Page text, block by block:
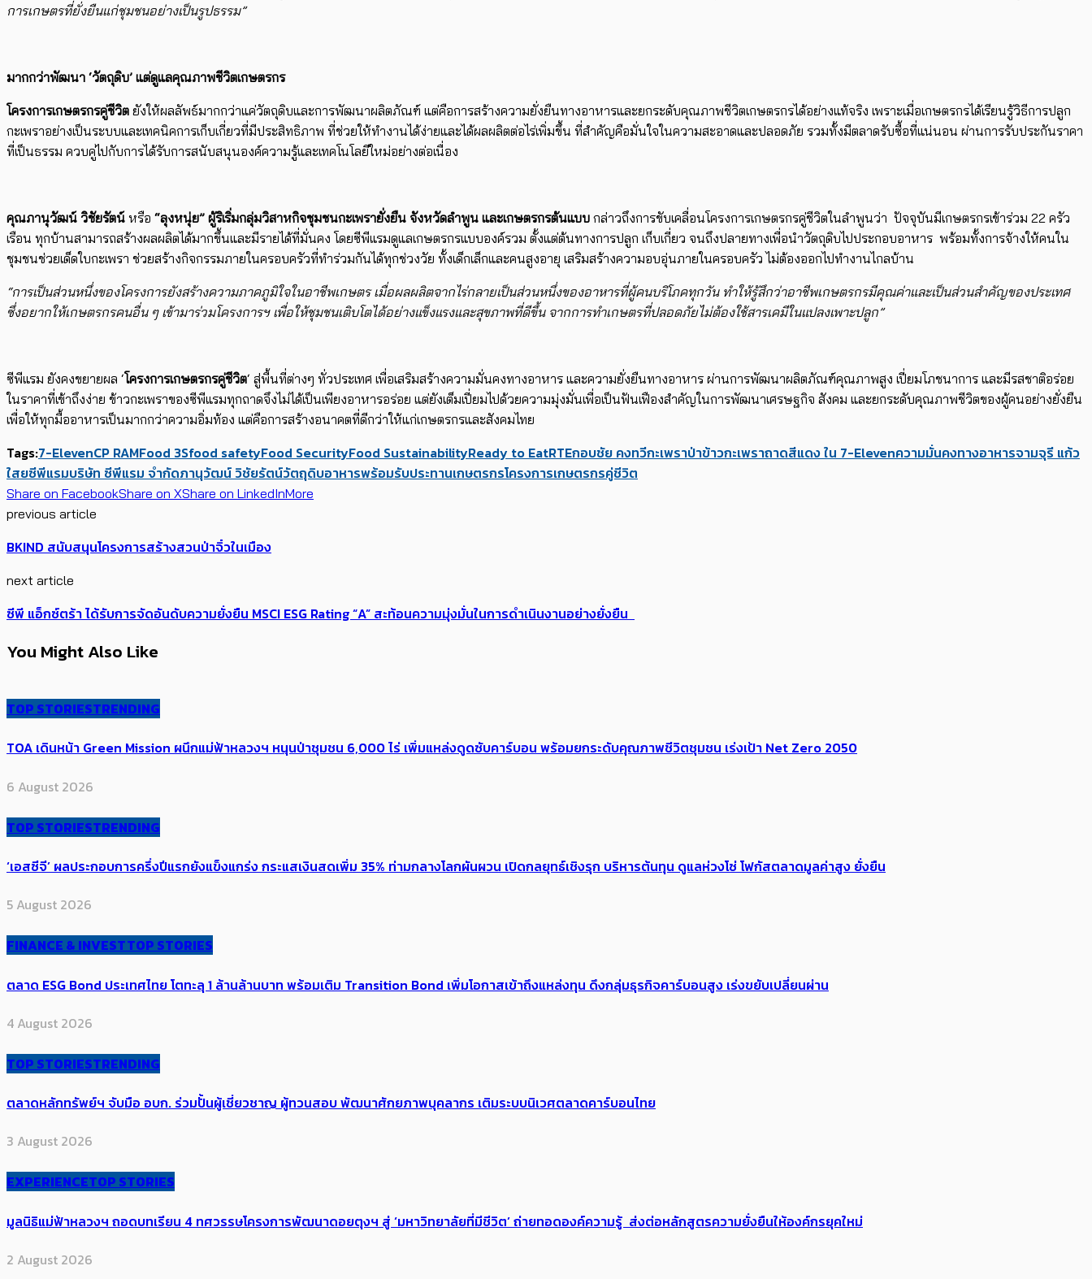
การเกษตรที่ยั่งยืนแก่ชุมชนอย่างเป็นรูปธรรม”
มากกว่าพัฒนา ‘วัตถุดิบ’ แต่ดูแลคุณภาพชีวิตเกษตรกร
โครงการเกษตรกรคู่ชีวิต​ ยังให้ผลลัพธ์มากกว่าแค่วัตถุดิบและการพัฒนาผลิตภัณฑ์ แต่คือการสร้างความยั่งยืนทางอาหารและยกระดับคุณภาพชีวิตเกษตรกรได้อย่างแท้จริง เพราะเมื่อเกษตรกรได้เรียนรู้วิธีการปลูก
กะเพราอย่างเป็นระบบและเทคนิคการเก็บเกี่ยวที่มีประสิทธิภาพ ที่ช่วยให้​ทำงานได้ง่ายและได้ผลผลิตต่อไร่เพิ่มขึ้น ​ที่สำคัญคือมั่นใจในความสะอาดและปลอดภัย รวมทั้งมีตลาดรับซื้อที่แน่นอน ผ่านการรับประกันราคา
ที่เป็นธรรม ​ควบคู่ไปกับการได้รับการสนับสนุนองค์ความรู้และเทคโนโลยีใหม่อย่างต่อเนื่อง
คุณภานุวัฒน์ วิชัยรัตน์ หรือ “ลุงหนุ่ย” ผู้ริเริ่มกลุ่มวิสาหกิจชุมชนกะเพรายั่งยืน จังหวัดลำพูน และเกษตรกรต้นแบบ กล่าวถึงการขับเคลื่อน​โครงการเกษตรกรคู่ชีวิตในลำพูนว่า ปัจจุบันมีเกษตรกรเข้าร่วม 22 ครัว
เรือน ทุกบ้านสามารถสร้างผลผลิตได้มากขึ้นและมีรายได้ที่มั่นคง โดย​ซีพีแรม​​ดูแลเกษตรกรแบบองค์รวม​ ตั้งแต่​ต้นทางการปลูก เก็บเกี่ยว จนถึงปลายทางเพื่อนำวัตถุดิบไปประกอบอาหาร พร้อมทั้งการจ้างให้​คนใน
ชุมชน​ช่วยเด็ดใบกะเพรา ช่วยสร้างกิจกรรมภายในครอบครัวที่ทำร่วมกันได้ทุกช่วงวัย ทั้งเด็กเล็กและคนสูงอายุ เสริมสร้างความอบอุ่นภายในครอบครัว ไม่ต้องออกไปทำงานไกลบ้าน
“การเป็นส่วนหนึ่งของโครงการยัง​​สร้างความภาคภูมิใจในอาชีพเกษตร เมื่อผลผลิตจากไร่กลายเป็นส่วนหนึ่งของอาหารที่ผู้คนบริโภคทุกวัน ทำให้รู้สึกว่าอาชีพเกษตรกรมีคุณค่าและเป็นส่วนสำคัญของประเทศ
ซึ่งอยากให้เกษตรกรคนอื่น ๆ เข้ามาร่วม​โครงการฯ เพื่อให้ชุมชนเติบโตได้อย่างแข็งแรงและสุขภาพที่ดีขึ้น จากการทำเกษตรที่ปลอดภัยไม่ต้องใช้สารเคมีในแปลงเพาะปลูก​​”
ซีพีแรม ยังคงขยายผล ‘โครงการเกษตรกรคู่ชีวิต‘ สู่พื้นที่ต่างๆ ทั่วประเทศ เพื่อเสริมสร้างความมั่นคงทางอาหาร และความยั่งยืนทางอาหาร ผ่านการพัฒนาผลิตภัณฑ์คุณภาพสูง เปี่ยมโภชนาการ และมีรสชาติอร่อย
ในราคาที่เข้าถึงง่าย ข้าวกะเพราของซีพีแรมทุกถาดจึงไม่ได้เป็นเพียงอาหารอร่อย แต่ยังเต็มเปี่ยมไปด้วยความมุ่งมั่นเพื่อเป็นฟันเฟืองสำคัญในการพัฒนาเศรษฐกิจ สังคม และยกระดับคุณภาพชีวิตของผู้คนอย่างยั่งยืน
เพื่อให้ทุกมื้ออาหารเป็นมากกว่าความอิ่มท้อง แต่คือการสร้างอนาคตที่ดีกว่าให้แก่เกษตรกรและสังคมไทย
Tags:7-ElevenCP RAMFood 3Sfood safetyFood SecurityFood SustainabilityReady to EatRTEกอบชัย คงทวีกะเพราป่าข้าวกะเพราถาดสีแดง ใน 7-Elevenความมั่นคงทางอาหารจามจุรี แก้ว
ใสยซีพีแรมบริษัท ซีพีแรม จำกัดภานุวัฒน์ วิชัยรัตน์วัตถุดิบอาหารพร้อมรับประทานเกษตรกรโครงการเกษตรกรคู่ชีวิต
Share on FacebookShare on XShare on LinkedInMore
previous article
BKIND สนับสนุนโครงการสร้างสวนป่าจิ๋วในเมือง
next article
ซีพี แอ็กซ์ตร้า ได้รับการจัดอันดับความยั่งยืน MSCI ESG Rating “A” สะท้อนความมุ่งมั่นในการดำเนินงานอย่างยั่งยืน
You Might Also Like
TOP STORIESTRENDING
TOA เดินหน้า Green Mission ผนึกแม่ฟ้าหลวงฯ หนุนป่าชุมชน 6,000 ไร่ เพิ่ม​แหล่งดูดซับคาร์บอน พร้อมยกระดับคุณภาพชีวิตชุมชน เร่งเป้า​ Net Zero 2050
6 August 2026
TOP STORIESTRENDING
‘เอสซีจี’ ผลประกอบการครึ่งปีแรกยังแข็งแกร่ง กระแสเงินสดเพิ่ม 35% ท่ามกลางโลกผันผวน เปิดกลยุทธ์เชิงรุก บริหารต้นทุน ดูแลห่วงโซ่ โฟกัสตลาดมูลค่าสูง ยั่งยืน
5 August 2026
FINANCE & INVESTTOP STORIES
ตลาด ESG Bond ประเทศไทย โตทะลุ 1 ล้านล้านบาท พร้อมเติม Transition Bond เพิ่มโอกาสเข้าถึงแหล่งทุน ดึงกลุ่มธุรกิจคาร์บอนสูง เร่งขยับเปลี่ยนผ่าน
4 August 2026
TOP STORIESTRENDING
ตลาดหลักทรัพย์ฯ จับมือ อบก. ร่วมปั้นผู้เชี่ยวชาญ ผู้ทวนสอบ พัฒนาศักยภาพบุคลากร เติมระบบนิเวศตลาดคาร์บอนไทย
3 August 2026
EXPERIENCETOP STORIES
มูลนิธิแม่ฟ้าหลวงฯ ถอดบทเรียน 4 ทศวรรษโครงการพัฒนาดอยตุงฯ สู่ ‘มหาวิทยาลัยที่มีชีวิต’ ถ่ายทอดองค์ความรู้ ส่งต่อหลักสูตรความยั่งยืนให้องค์กรยุคใหม่
2 August 2026